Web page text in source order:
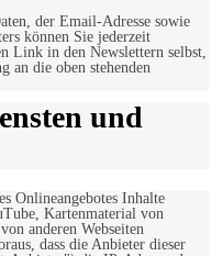
der Email-Adresse sowie
können Sie jederzeit
Link in den Newslettern selbst,
die oben stehenden
und
Onlineangebotes Inhalte
Kartenmaterial von
anderen Webseiten
dass die Anbieter dieser